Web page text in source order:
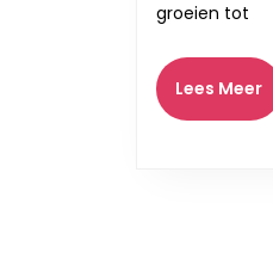
groeien tot
Lees Meer